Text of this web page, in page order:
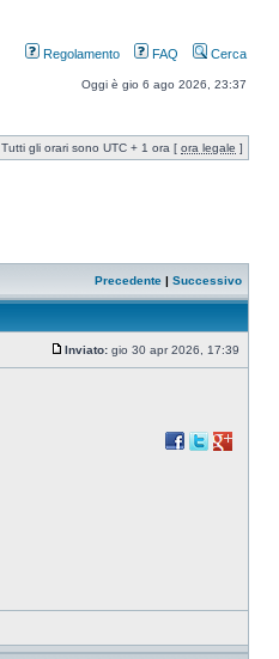
Regolamento FAQ Cerca
Oggi è gio 6 ago 2026, 23:37
Tutti gli orari sono UTC + 1 ora [ ora legale ]
Precedente | Successivo
Inviato: gio 30 apr 2026, 17:39